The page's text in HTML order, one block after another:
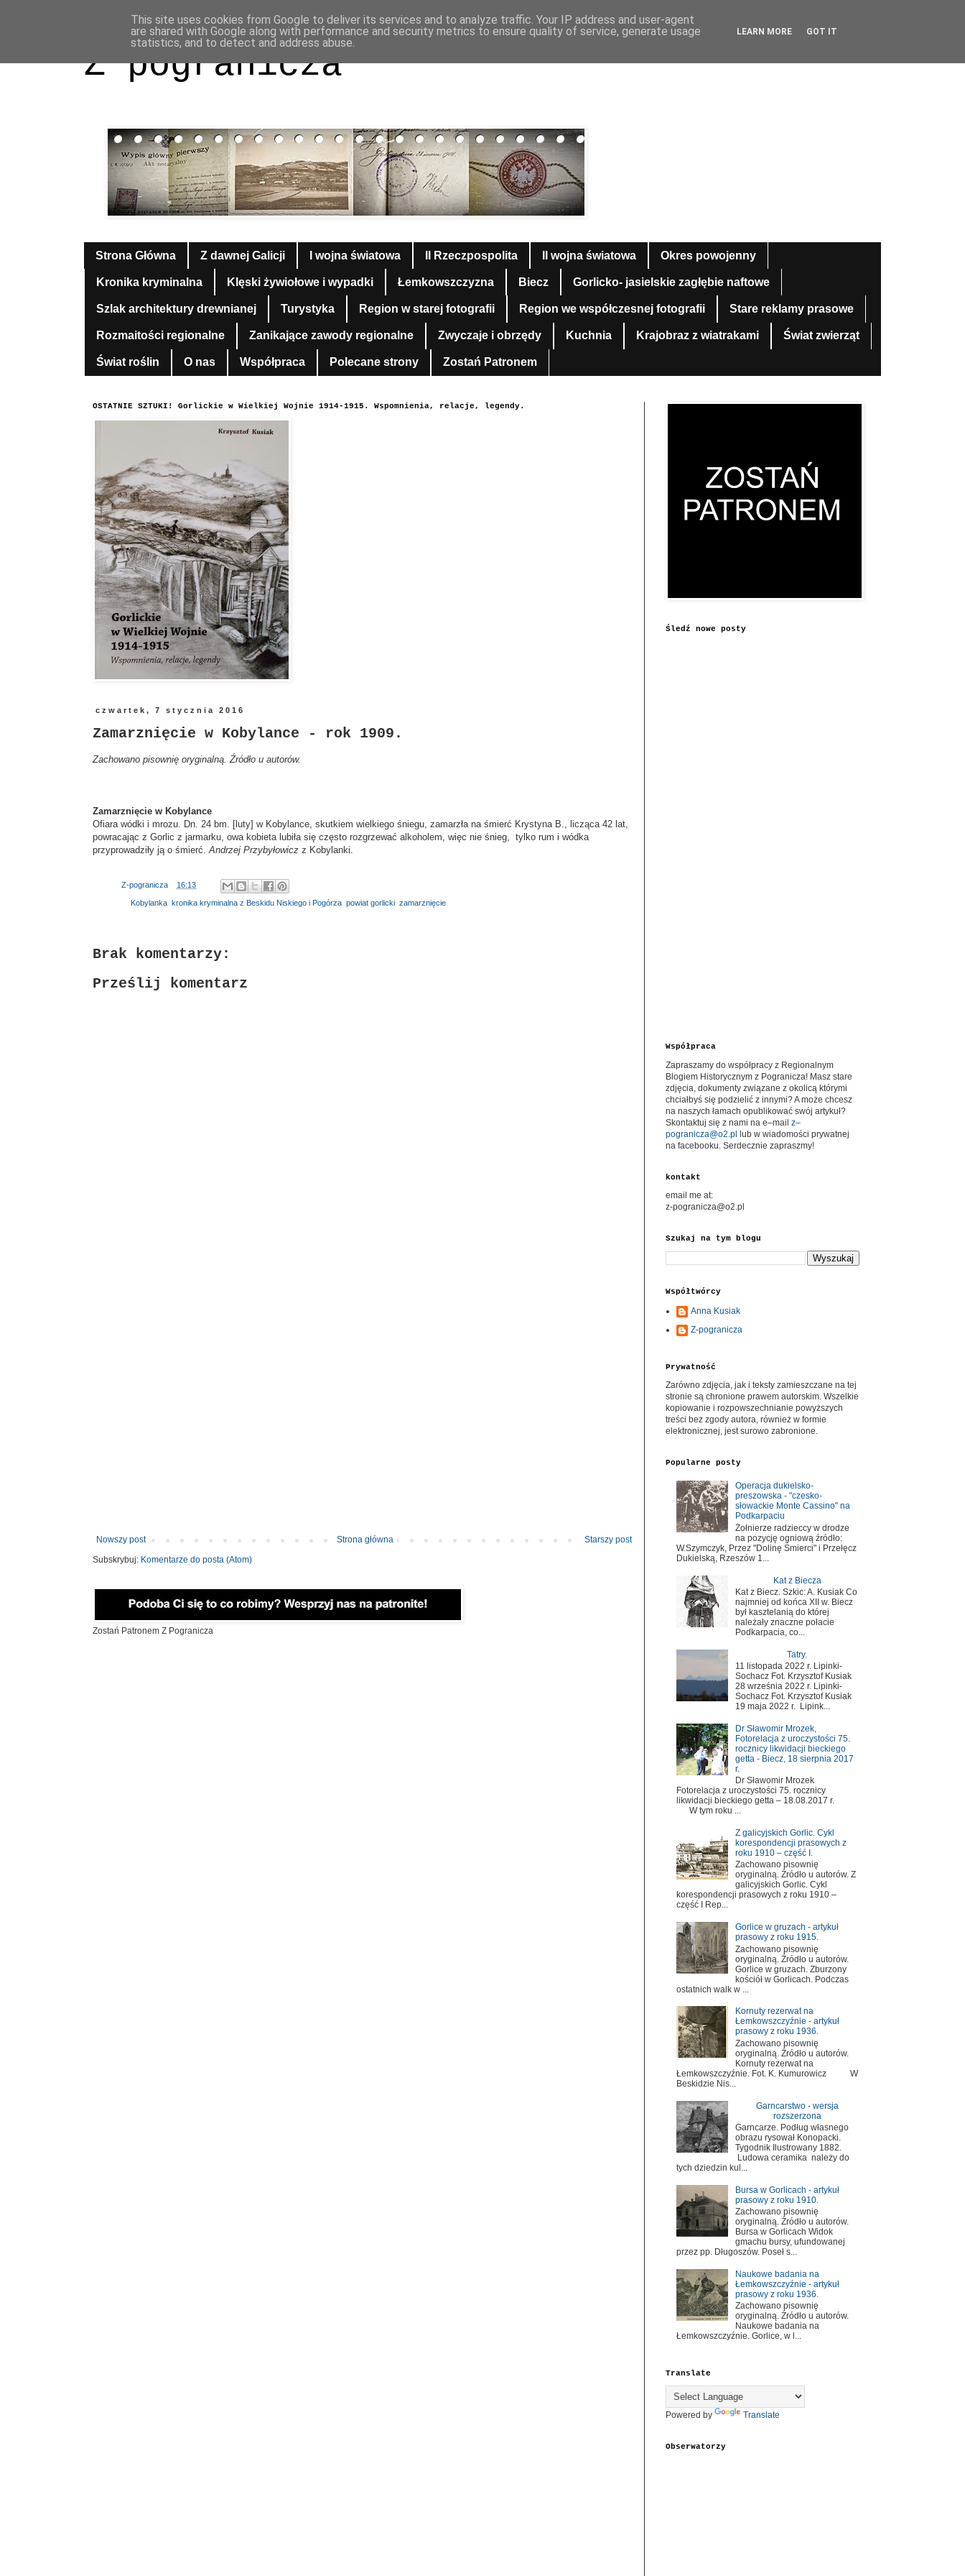
Z pogranicza
Strona Główna Z dawnej Galicji I wojna światowa II Rzeczpospolita II wojna światowa Okres powojenny
Kronika kryminalna Klęski żywiołowe i wypadki Łemkowszczyzna Biecz Gorlicko- jasielskie zagłębie naftowe
Szlak architektury drewnianej Turystyka Region w starej fotografii Region we współczesnej fotografii Stare reklamy prasowe
Rozmaitości regionalne Zanikające zawody regionalne Zwyczaje i obrzędy Kuchnia Krajobraz z wiatrakami Świat zwierząt
Świat roślin O nas Współpraca Polecane strony Zostań Patronem
OSTATNIE SZTUKI! Gorlickie w Wielkiej Wojnie 1914-1915. Wspomnienia, relacje, legendy.
czwartek, 7 stycznia 2016
Zamarznięcie w Kobylance - rok 1909.
Zachowano pisownię oryginalną. Źródło u autorów.
Zamarznięcie w Kobylance
Ofiara wódki i mrozu. Dn. 24 bm. [luty] w Kobylance, skutkiem wielkiego śniegu, zamarzła na śmierć Krystyna B., licząca 42 lat,
powracając z Gorlic z jarmarku, owa kobieta lubiła się często rozgrzewać alkoholem, więc nie śnieg, tylko rum i wódka
przyprowadziły ją o śmierć.Andrzej Przybyłowicz z Kobylanki.
Z-pogranicza 16:13
Kobylanka kronika kryminalna z Beskidu Niskiego i Pogórza powiat gorlicki zamarznięcie
Brak komentarzy:
Prześlij komentarz
Nowszy post Starszy post
Strona główna
Subskrybuj: Komentarze do posta (Atom)
Zostań Patronem Z Pogranicza
Śledź nowe posty
Współpraca
Zapraszamy do współpracy z Regionalnym
Blogiem Historycznym z Pogranicza! Masz stare
zdjęcia, dokumenty związane z okolicą którymi
chciałbyś się podzielić z innymi? A może chcesz
na naszych łamach opublikować swój artykuł?
Skontaktuj się z nami na e–mail z–
pogranicza@o2.pl
lub w wiadomości prywatnej
na facebooku. Serdecznie zapraszmy!
kontakt
email me at:
z-pogranicza@o2.pl
Szukaj na tym blogu
Współtwórcy
Anna Kusiak
Z-pogranicza
Prywatność
Zarówno zdjęcia, jak i teksty zamieszczane na tej
stronie są chronione prawem autorskim. Wszelkie
kopiowanie i rozpowszechnianie powyższych
treści bez zgody autora, również w formie
elektronicznej, jest surowo zabronione.
Popularne posty
Operacja dukielsko-
preszowska - "czesko-
słowackie Monte Cassino" na
Podkarpaciu
Żołnierze radzieccy w drodze
na pozycję ogniową źródło:
W.Szymczyk, Przez "Dolinę Śmierci" i Przełęcz
Dukielską, Rzeszów 1...
Kat z Biecza
Kat z Biecz. Szkic: A. Kusiak Co
najmniej od końca XII w. Biecz
był kasztelanią do której
należały znaczne połacie
Podkarpacia, co...
Tatry.
11 listopada 2022 r. Lipinki-
Sochacz Fot. Krzysztof Kusiak
28 września 2022 r. Lipinki-
Sochacz Fot. Krzysztof Kusiak
19 maja 2022 r. Lipink...
Dr Sławomir Mrozek,
Fotorelacja z uroczystości 75.
rocznicy likwidacji bieckiego
getta - Biecz, 18 sierpnia 2017
r.
Dr Sławomir Mrozek
Fotorelacja z uroczystości 75. rocznicy
likwidacji bieckiego getta – 18.08.2017 r.
W tym roku ...
Z galicyjskich Gorlic. Cykl
korespondencji prasowych z
roku 1910 – część I.
Zachowano pisownię
oryginalną. Źródło u autorów. Z
galicyjskich Gorlic. Cykl
korespondencji prasowych z roku 1910 –
część I Rep...
Gorlice w gruzach - artykuł
prasowy z roku 1915.
Zachowano pisownię
oryginalną. Źródło u autorów.
Gorlice w gruzach. Zburzony
kościół w Gorlicach. Podczas
ostatnich walk w ...
Kornuty rezerwat na
Łemkowszczyźnie - artykuł
prasowy z roku 1936.
Zachowano pisownię
oryginalną. Źródło u autorów.
Kornuty rezerwat na
Łemkowszczyźnie. Fot. K. Kumurowicz W
Beskidzie Nis...
Garncarstwo - wersja
rozszerzona
Garncarze. Podług własnego
obrazu rysował Konopacki.
Tygodnik Ilustrowany 1882.
Ludowa ceramika należy do
tych dziedzin kul...
Bursa w Gorlicach - artykuł
prasowy z roku 1910.
Zachowano pisownię
oryginalną. Źródło u autorów.
Bursa w Gorlicach Widok
gmachu bursy, ufundowanej
przez pp. Długoszów. Poseł s...
Naukowe badania na
Łemkowszczyźnie - artykuł
prasowy z roku 1936.
Zachowano pisownię
oryginalną. Źródło u autorów.
Naukowe badania na
Łemkowszczyźnie. Gorlice, w l...
Translate
Powered by Translate
Obserwatorzy
This site uses cookies from Google to deliver its services and to analyze traffic. Your IP address and user-agent
are shared with Google along with performance and security metrics to ensure quality of service, generate usage
statistics, and to detect and address abuse.
LEARN MORE GOT IT